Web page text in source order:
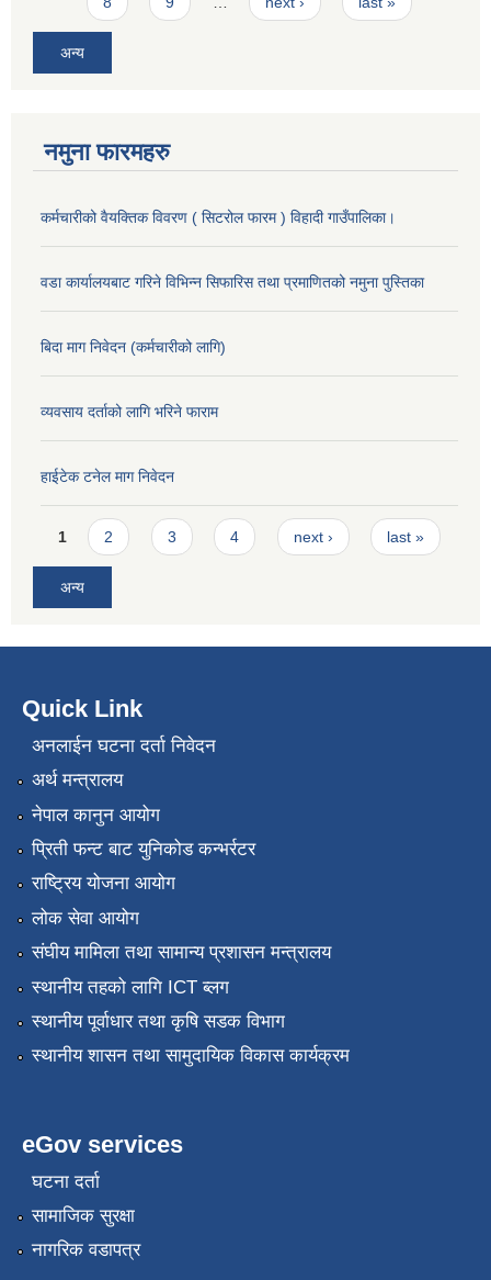
अन्य
नमुना फारमहरु
कर्मचारीको वैयक्तिक विवरण ( सिटरोल फारम ) विहादी गाउँपालिका।
वडा कार्यालयबाट गरिने विभिन्न सिफारिस तथा प्रमाणितको नमुना पुस्तिका
बिदा माग निवेदन (कर्मचारीको लागि)
व्यवसाय दर्ताको लागि भरिने फाराम
हाईटेक टनेल माग निवेदन
Pages
1 2 3 4 next › last »
अन्य
Quick Link
अनलाईन घटना दर्ता निवेदन
अर्थ मन्त्रालय
नेपाल कानुन आयोग
प्रिती फन्ट बाट युनिकोड कन्भर्रटर
राष्ट्रिय योजना आयोग
लोक सेवा आयोग
संघीय मामिला तथा सामान्य प्रशासन मन्त्रालय
स्थानीय तहको लागि ICT ब्लग
स्थानीय पूर्वाधार तथा कृषि सडक विभाग
स्थानीय शासन तथा सामुदायिक विकास कार्यक्रम
eGov services
घटना दर्ता
सामाजिक सुरक्षा
नागरिक वडापत्र